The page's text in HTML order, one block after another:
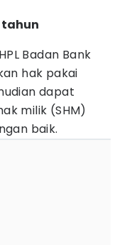
tahun
Badan Bank
hak pakai
dapat
milik (SHM)
baik.